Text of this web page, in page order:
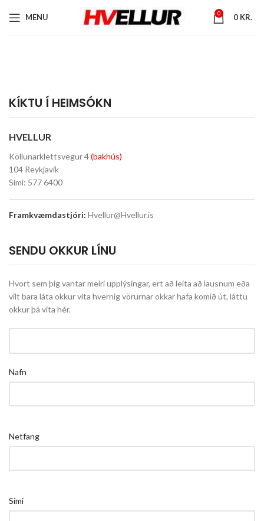
MENU 0 0 KR.
KÍKTU Í HEIMSÓKN
HVELLUR
Köllunarklettsvegur 4(bakhús)
104 Reykjavík
Sími: 577 6400
Framkvæmdastjóri: Hvellur@Hvellur.is
SENDU OKKUR LÍNU
Hvort sem þig vantar meiri upplýsingar, ert að leita að lausnum eða
vilt bara láta okkur vita hvernig vörurnar okkar hafa komið út, láttu
okkur þá vita hér.
Nafn
Netfang
Sími